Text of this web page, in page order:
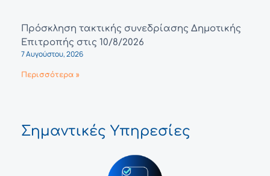
Πρόσκληση τακτικής συνεδρίασης Δημοτικής
Επιτροπής στις 10/8/2026
7 Αυγούστου, 2026
Περισσότερα »
Σημαντικές Υπηρεσίες